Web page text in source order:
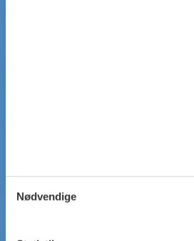
Nødvendige